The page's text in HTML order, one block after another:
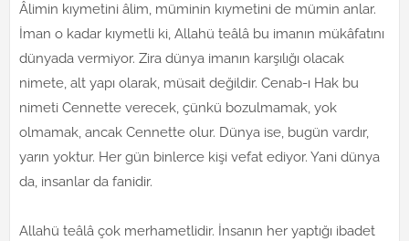
Âlimin kıymetini âlim, müminin kıymetini de mümin anlar.
İman o kadar kıymetli ki, Allahü teâlâ bu imanın mükâfatını
dünyada vermiyor. Zira dünya imanın karşılığı olacak
nimete, alt yapı olarak, müsait değildir. Cenab-ı Hak bu
nimeti Cennette verecek, çünkü bozulmamak, yok
olmamak, ancak Cennette olur. Dünya ise, bugün vardır,
yarın yoktur. Her gün binlerce kişi vefat ediyor. Yani dünya
da, insanlar da fanidir.
Allahü teâlâ çok merhametlidir. İnsanın her yaptığı ibadet